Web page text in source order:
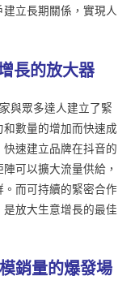
立長期關係，實現人
長的放大器
與眾多達人建立了緊
數量的增加而快速成
速建立品牌在抖音的
可以擴大流量供給，
而可持續的緊密合作
放大生意增長的最佳
銷量的爆發場